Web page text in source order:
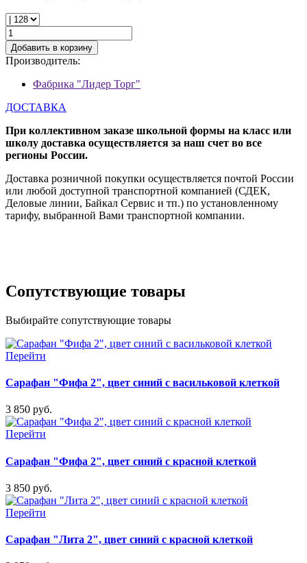
Добавить в корзину
Производитель:
Фабрика "Лидер Торг"
ДОСТАВКА
При коллективном заказе школьной формы на класс или
школу доставка осуществляется за наш счет во все
регионы России.
Доставка розничной покупки осуществляется почтой России
или любой доступной транспортной компанией (СДЕК,
Деловые линии, Байкал Сервис и тп.) по установленному
тарифу, выбранной Вами транспортной компании.
Сопутствующие товары
Выбирайте сопутствующие товары
Перейти
Сарафан "Фифа 2", цвет синий с васильковой клеткой
3 850 руб.
Перейти
Сарафан "Фифа 2", цвет синий с красной клеткой
3 850 руб.
Перейти
Сарафан "Лита 2", цвет синий с красной клеткой